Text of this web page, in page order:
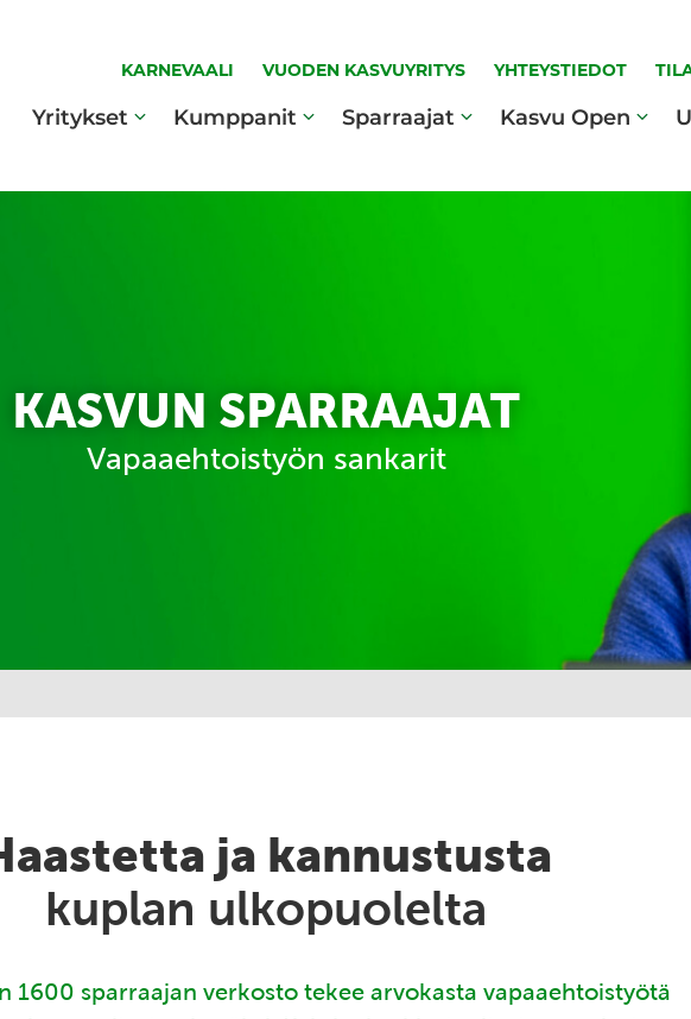
KARNEVAALI VUODEN KASVUYRITYS YHTEYSTIEDOT
Yritykset Kumppanit Sparraajat Kasvu Open
KASVUN SPARRAAJAT
Vapaaehtoistyön sankarit
ja kannustusta
kuplan ulkopuolelta
1600 sparraajan verkosto tekee arvokasta vapaaehtoistyötä